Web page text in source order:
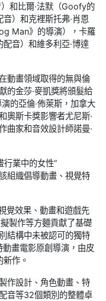
和比爾·法默（Goofy的
）和克裡斯托弗·肖恩
Man》的導演），卡羅
配音）和維多利亞·博達
動畫領域取得的無與倫
的金莎·麥凱獎將頒髮給
的亞倫·佈萊斯，加拿大
奧斯卡獎影響者尤尼斯·
曲家和音效設計師諾曼·
行業中的女性”
組織倡導動畫、視覺特
覺效果、動畫和遊戲先
製作等方麵貢獻了基礎
結構中未被認可的獨特
畫電影原創導演，由皮
新作。
作設計、角色動畫、特
音等32個類別的整體卓